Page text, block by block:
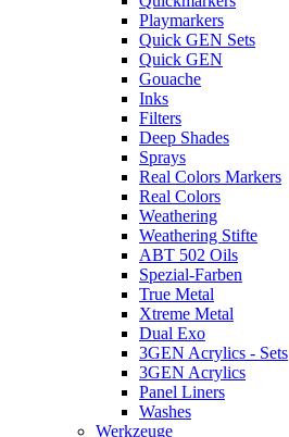
Playmarkers
Quick GEN Sets
Quick GEN
Gouache
Inks
Filters
Deep Shades
Sprays
Real Colors Markers
Real Colors
Weathering
Weathering Stifte
ABT 502 Oils
Spezial-Farben
True Metal
Xtreme Metal
Dual Exo
3GEN Acrylics - Sets
3GEN Acrylics
Panel Liners
Washes
Werkzeuge